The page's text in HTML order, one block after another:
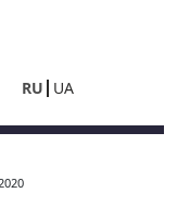
RU UA